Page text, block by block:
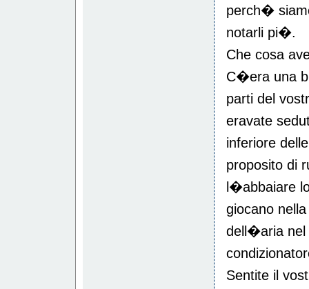
perch�
notarli pi�.
Che cosa
C�era una
parti del
eravate
inferiore
proposito di
l�abbaiare
giocano
dell�aria nel
Sentite il